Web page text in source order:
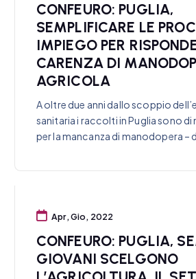
CONFEURO: PUGLIA,
SEMPLIFICARE LE
IMPIEGO PER
CARENZA DI
AGRICOLA
A oltre due anni dallo scoppio
sanitaria i raccolti in Puglia sono di
per la mancanza di manodopera –
Apr, Gio, 2022
CONFEURO: PUGLIA,
GIOVANI SCELGONO